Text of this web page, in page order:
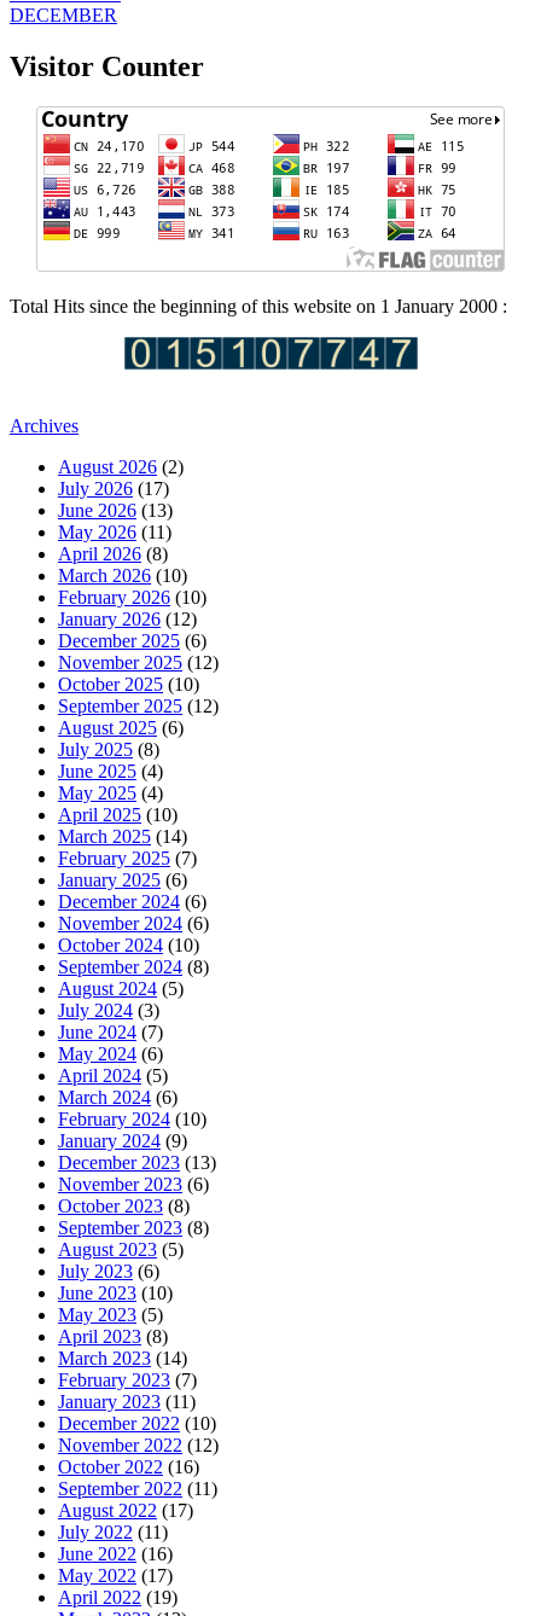
DECEMBER
Visitor Counter
Total Hits since the beginning of this website on 1 January 2000 :
Archives
August 2026 (2)
July 2026 (17)
June 2026 (13)
May 2026 (11)
April 2026 (8)
March 2026 (10)
February 2026 (10)
January 2026 (12)
December 2025 (6)
November 2025 (12)
October 2025 (10)
September 2025 (12)
August 2025 (6)
July 2025 (8)
June 2025 (4)
May 2025 (4)
April 2025 (10)
March 2025 (14)
February 2025 (7)
January 2025 (6)
December 2024 (6)
November 2024 (6)
October 2024 (10)
September 2024 (8)
August 2024 (5)
July 2024 (3)
June 2024 (7)
May 2024 (6)
April 2024 (5)
March 2024 (6)
February 2024 (10)
January 2024 (9)
December 2023 (13)
November 2023 (6)
October 2023 (8)
September 2023 (8)
August 2023 (5)
July 2023 (6)
June 2023 (10)
May 2023 (5)
April 2023 (8)
March 2023 (14)
February 2023 (7)
January 2023 (11)
December 2022 (10)
November 2022 (12)
October 2022 (16)
September 2022 (11)
August 2022 (17)
July 2022 (11)
June 2022 (16)
May 2022 (17)
April 2022 (19)